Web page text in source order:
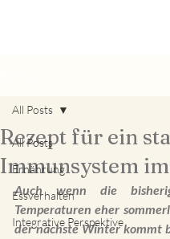
All Posts
Ernährung
Essverhalten
Integrative Perspektive
All Posts
Rezept für ein
Immunsystem
Auch wenn die
Temperaturen eher
der nächste Winter kommt